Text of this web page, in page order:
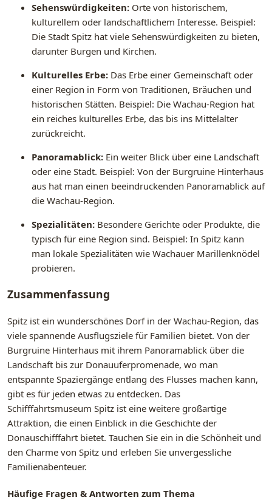
Sehenswürdigkeiten: Orte von historischem,
kulturellem oder landschaftlichem Interesse. Beispiel:
Die Stadt Spitz hat viele Sehenswürdigkeiten zu bieten,
darunter Burgen und Kirchen.
Kulturelles Erbe: Das Erbe einer Gemeinschaft oder
einer Region in Form von Traditionen, Bräuchen und
historischen Stätten. Beispiel: Die Wachau-Region hat
ein reiches kulturelles Erbe, das bis ins Mittelalter
zurückreicht.
Panoramablick: Ein weiter Blick über eine Landschaft
oder eine Stadt. Beispiel: Von der Burgruine Hinterhaus
aus hat man einen beeindruckenden Panoramablick auf
die Wachau-Region.
Spezialitäten: Besondere Gerichte oder Produkte, die
typisch für eine Region sind. Beispiel: In Spitz kann
man lokale Spezialitäten wie Wachauer Marillenknödel
probieren.
Zusammenfassung
Spitz ist ein wunderschönes Dorf in der Wachau-Region, das
viele spannende Ausflugsziele für Familien bietet. Von der
Burgruine Hinterhaus mit ihrem Panoramablick über die
Landschaft bis zur Donauuferpromenade, wo man
entspannte Spaziergänge entlang des Flusses machen kann,
gibt es für jeden etwas zu entdecken. Das
Schifffahrtsmuseum Spitz ist eine weitere großartige
Attraktion, die einen Einblick in die Geschichte der
Donauschifffahrt bietet. Tauchen Sie ein in die Schönheit und
den Charme von Spitz und erleben Sie unvergessliche
Familienabenteuer.
Häufige Fragen & Antworten zum Thema